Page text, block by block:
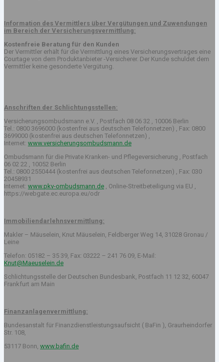
Information des Vermittlers über Vergütungen und Zuwendungen
im Bereich der Versicherungsvermittlung:
Kostenfreie Beratung für den Kunden
Der Vermittler erhält für die Vermittlung eines Versicherungsvertrages eine
Courtage von dem Produktanbieter -Versicherer. Der Kunde schuldet dem
Vermittler keine gesonderte Vergütung.
Anschriften der Schlichtungsstellen:
Versicherungsombudsmann e.V. , Postfach 08 06 32 , 10006 Berlin
Tel.: 0800 3696000 (kostenfrei aus deutschen Telefonnetzen) , Fax: 0800
3699000 (kostenfrei aus deutschen Telefonnetzen) ,
Internet: www.versicherungsombudsmann.de
Ombudsmann für die Private Kranken- und Pflegeversicherung , Postfach
06 02 22 , 10052 Berlin
Tel.: 0800 2550444 (kostenfrei aus deutschen Telefonnetzen) , Fax: 030
20458931
Internet: www.pkv-ombudsmann.de , Online-Streitbeteiligung via EU ,
https://webgate.ec.europa.eu/odr
Immobiliendarlehnsvermittlung:
Makler – Mäuselein, Knut Mäuselein, Feldberger Weg 14, 31028 Gronau /
Leine
Telefon: 05182 – 35 39, Fax: 03222 – 241 76 09, E-Mail:
Knut@Maeuselein.de
Schlichtungsstelle der Deutschen Bundesbank, Postfach 11 12 32, 60047
Frankfurt am Main
Finanzanlagenvermittlung:
Bundesanstalt für Finanzdienstleistungsaufsicht ( BaFin ), Graurheindorfer
Str. 108,
53117 Bonn, www.bafin.de